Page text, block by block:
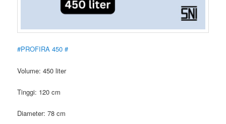
#PROFIRA 450 #
Volume: 450 liter
Tinggi: 120 cm
Diameter: 78 cm